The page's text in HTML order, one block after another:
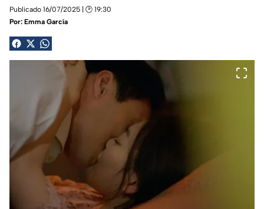
Publicado 16/07/2025 | 🕑 19:30
Por: Emma García